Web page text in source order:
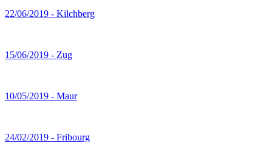
22/06/2019 - Kilchberg
15/06/2019 - Zug
10/05/2019 - Maur
24/02/2019 - Fribourg